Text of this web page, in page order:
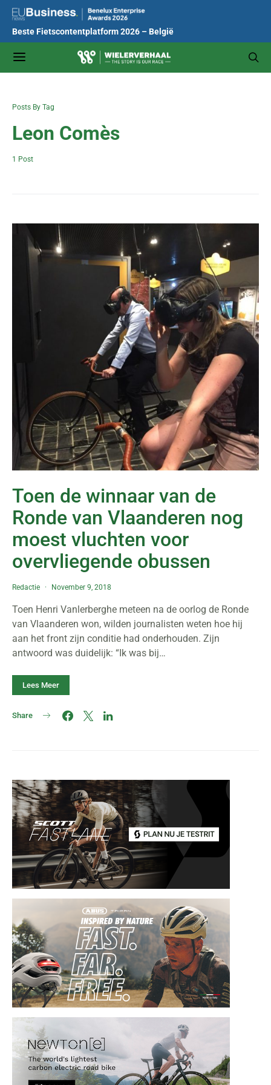
Beste Fietscontentplatform 2026 – België
Posts By Tag
Leon Comès
1 Post
Toen de winnaar van de
Ronde van Vlaanderen nog
moest vluchten voor
overvliegende obussen
Redactie November 9, 2018
Toen Henri Vanlerberghe meteen na de oorlog de Ronde
van Vlaanderen won, wilden journalisten weten hoe hij
aan het front zijn conditie had onderhouden. Zijn
antwoord was duidelijk: “Ik was bij…
Lees Meer
Share